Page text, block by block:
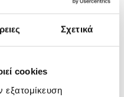
Σχετικά
cookies
εξατομίκευση
πύραυλο μικρού...